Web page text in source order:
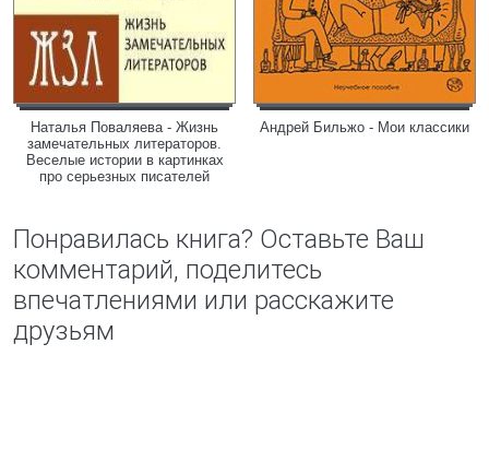
Наталья Поваляева - Жизнь
замечательных литераторов.
Веселые истории в картинках
про серьезных писателей
Андрей Бильжо - Мои классики
Понравилась книга? Оставьте Ваш
комментарий, поделитесь
впечатлениями или расскажите
друзьям